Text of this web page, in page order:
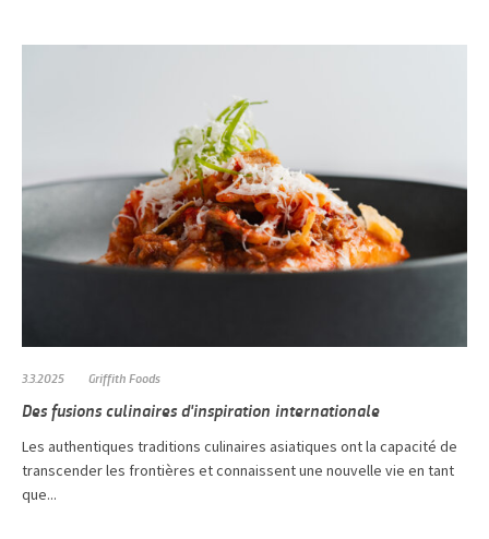
3.3.2025 Griffith Foods
Des fusions culinaires d'inspiration internationale
Les authentiques traditions culinaires asiatiques ont la capacité de
transcender les frontières et connaissent une nouvelle vie en tant
que...